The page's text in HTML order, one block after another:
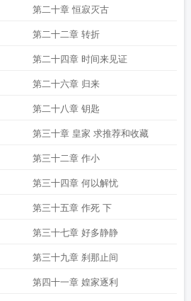
第二十章 恒寂灭古
第二十二章 转折
第二十四章 时间来见证
第二十六章 归来
第二十八章 钥匙
第三十章 皇家 求推荐和收藏
第三十二章 作小
第三十四章 何以解忧
第三十五章 作死 下
第三十七章 好多静静
第三十九章 刹那止间
第四十一章 媓家逐利